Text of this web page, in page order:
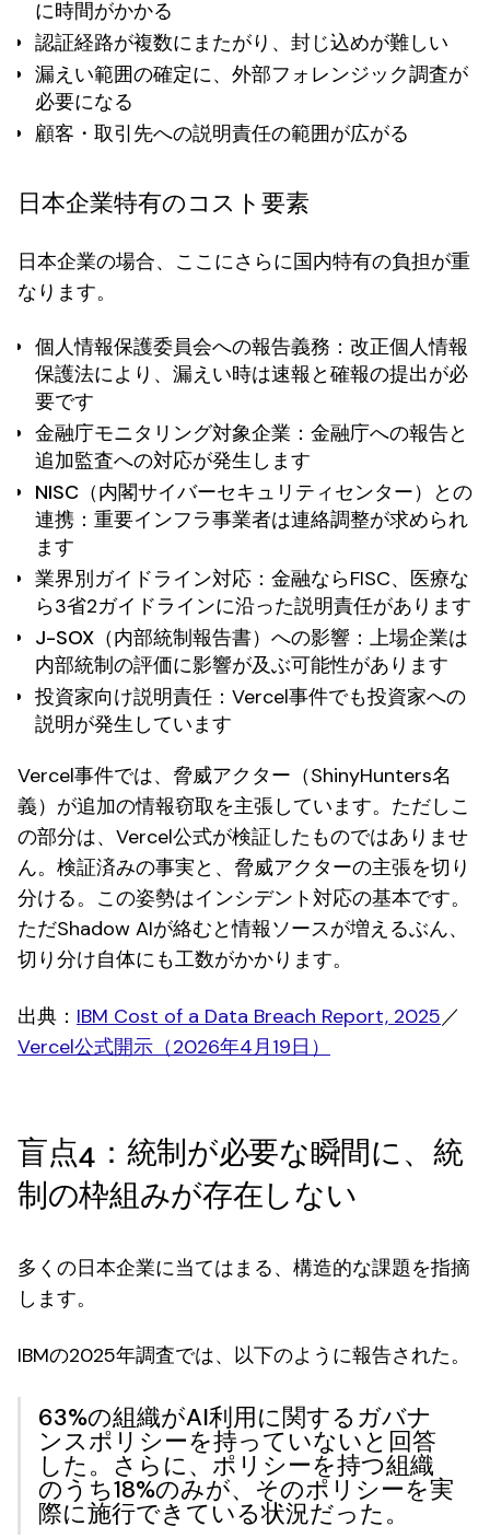
に時間がかかる
認証経路が複数にまたがり、封じ込めが難しい
漏えい範囲の確定に、外部フォレンジック調査が
必要になる
顧客・取引先への説明責任の範囲が広がる
日本企業特有のコスト要素
日本企業の場合、ここにさらに国内特有の負担が重
なります。
個人情報保護委員会への報告義務 ：改正個人情報
保護法により、漏えい時は速報と確報の提出が必
要です
金融庁モニタリング対象企業 ：金融庁への報告と
追加監査への対応が発生します
NISC（内閣サイバーセキュリティセンター）との
連携 ：重要インフラ事業者は連絡調整が求められ
ます
業界別ガイドライン対応 ：金融ならFISC、医療な
ら3省2ガイドラインに沿った説明責任があります
J-SOX（内部統制報告書）への影響 ：上場企業は
内部統制の評価に影響が及ぶ可能性があります
投資家向け説明責任 ：Vercel事件でも投資家への
説明が発生しています
Vercel事件では、脅威アクター（ShinyHunters名
義）が追加の情報窃取を主張しています。ただしこ
の部分は、Vercel公式が検証したものではありませ
ん。検証済みの事実と、脅威アクターの主張を切り
分ける。この姿勢はインシデント対応の基本です。
ただShadow AIが絡むと情報ソースが増えるぶん、
切り分け自体にも工数がかかります。
出典： IBM Cost of a Data Breach Report, 2025／
Vercel公式開示（2026年4月19日）
盲点4：統制が必要な瞬間に、統
制の枠組みが存在しない
多くの日本企業に当てはまる、構造的な課題を指摘
します。
IBMの2025年調査では、以下のように報告された。
63%の組織がAI利用に関するガバナ
ンスポリシーを持っていないと回答
した。さらに、ポリシーを持つ組織
のうち18%のみが、そのポリシーを実
際に施行できている状況だった。